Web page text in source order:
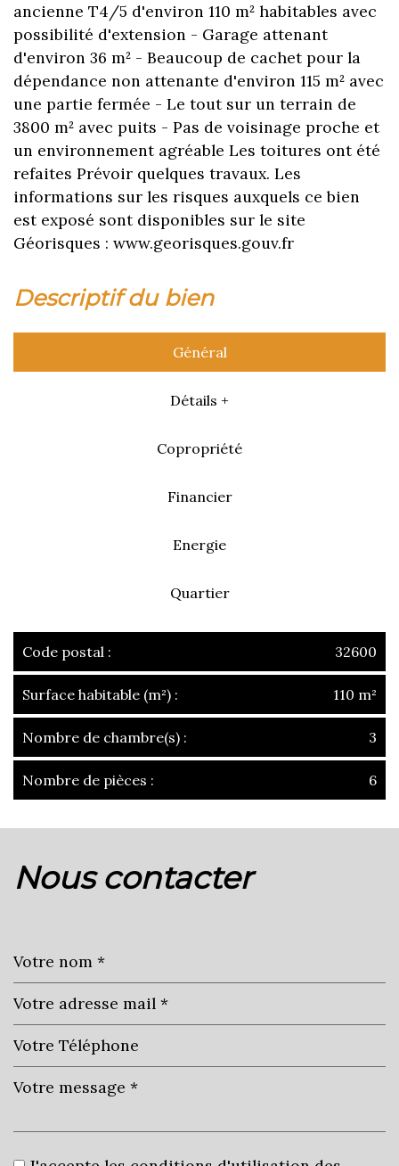
ancienne T4/5 d'environ 110 m² habitables avec
possibilité d'extension - Garage attenant
d'environ 36 m² - Beaucoup de cachet pour la
dépendance non attenante d'environ 115 m² avec
une partie fermée - Le tout sur un terrain de
3800 m² avec puits - Pas de voisinage proche et
un environnement agréable Les toitures ont été
refaites Prévoir quelques travaux. Les
informations sur les risques auxquels ce bien
est exposé sont disponibles sur le site
Géorisques : www.georisques.gouv.fr
descriptif du bien
Général
Détails +
Copropriété
Financier
Energie
Quartier
Code postal : 32600
Surface habitable (m²) : 110 m²
Nombre de chambre(s) : 3
Nombre de pièces : 6
+nous contacter